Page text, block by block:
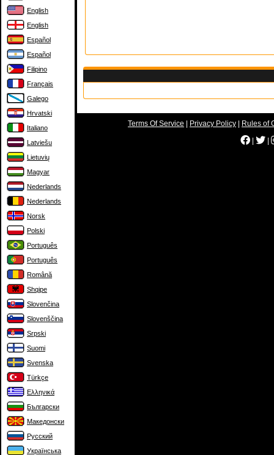
English
English
Español
Español
Filipino
Français
Galego
Hrvatski
Italiano
Latviešu
Lietuvių
Magyar
Nederlands
Nederlands
Norsk
Polski
Português
Português
Română
Shqipe
Slovenčina
Slovenščina
Srpski
Suomi
Svenska
Türkçe
Ελληνικά
Български
Македонски
Русский
Українська
Terms Of Service Privacy Policy
Rules of